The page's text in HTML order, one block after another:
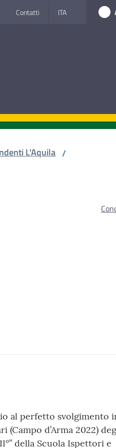
Contatti ITA
L'Aquila /
al perfetto svolgimento
d’Arma 2022)
della Scuola Ispettori e